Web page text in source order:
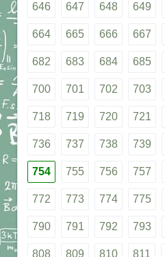
646 647 648 649
664 665 666 667
682 683 684 685
700 701 702 703
718 719 720 721
736 737 738 739
754 755 756 757
772 773 774 775
790 791 792 793
808 809 810 811